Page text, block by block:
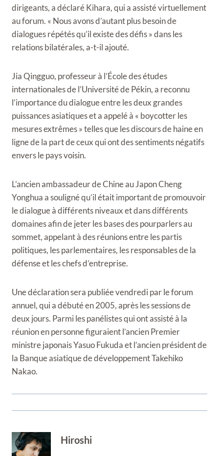
dirigeants, a déclaré Kihara, qui a assisté virtuellement
au forum. « Nous avons d’autant plus besoin de
dialogues répétés qu’il existe des défis » dans les
relations bilatérales, a-t-il ajouté.
Jia Qingguo, professeur à l’École des études
internationales de l’Université de Pékin, a reconnu
l’importance du dialogue entre les deux grandes
puissances asiatiques et a appelé à « boycotter les
mesures extrêmes » telles que les discours de haine en
ligne de la part de ceux qui ont des sentiments négatifs
envers le pays voisin.
L’ancien ambassadeur de Chine au Japon Cheng
Yonghua a souligné qu’il était important de promouvoir
le dialogue à différents niveaux et dans différents
domaines afin de jeter les bases des pourparlers au
sommet, appelant à des réunions entre les partis
politiques, les parlementaires, les responsables de la
défense et les chefs d’entreprise.
Une déclaration sera publiée vendredi par le forum
annuel, qui a débuté en 2005, après les sessions de
deux jours. Parmi les panélistes qui ont assisté à la
réunion en personne figuraient l’ancien Premier
ministre japonais Yasuo Fukuda et l’ancien président de
la Banque asiatique de développement Takehiko
Nakao.
Hiroshi